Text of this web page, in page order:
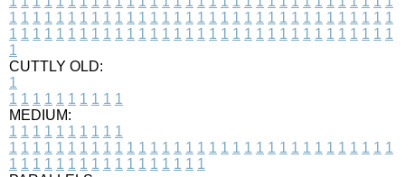
1 1 1 1 1 1 1 1 1 1 1 1 1 1 1 1 1 1 1 1 1 1 1 1 1 1 1 1 1 1 1 1 1
1 1 1 1 1 1 1 1 1 1 1 1 1 1 1 1 1 1 1 1 1 1 1 1 1 1 1 1 1 1 1 1 1
1
CUTTLY OLD:
1
1 1 1 1 1 1 1 1 1 1
MEDIUM:
1 1 1 1 1 1 1 1 1 1
1 1 1 1 1 1 1 1 1 1 1 1 1 1 1 1 1 1 1 1 1 1 1 1 1 1 1 1 1 1 1 1 1
1 1 1 1 1 1 1 1 1 1 1 1 1 1 1 1 1